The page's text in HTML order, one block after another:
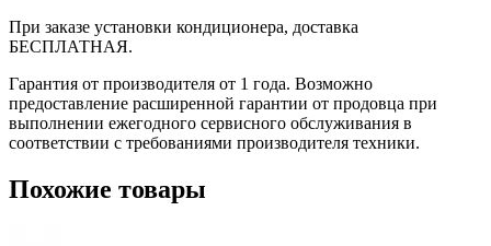
При заказе установки кондиционера, доставка
БЕСПЛАТНАЯ.
Гарантия от производителя от 1 года. Возможно
предоставление расширенной гарантии от продовца при
выполнении ежегодного сервисного обслуживания в
соответствии с требованиями производителя техники.
Похожие товары